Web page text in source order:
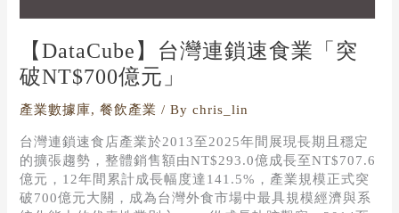
【DataCube】台灣連鎖速食業「突
破NT$700億元」
產業數據庫,餐飲產業 / Bychris_lin
台灣連鎖速食店產業於2013至2025年間展現長期且穩定
的擴張趨勢，整體銷售額由NT$293.0億成長至NT$707.6
億元，12年間累計成長幅度達141.5%，產業規模正式突
破700億元大關，成為台灣外食市場中最具規模經濟與系